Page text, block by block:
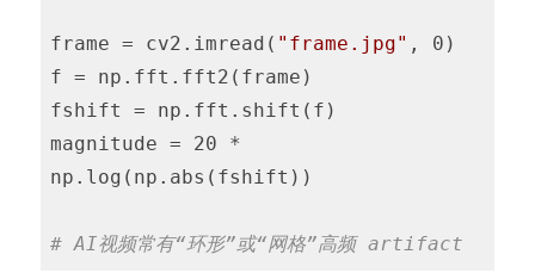
frame = cv2.imread( "frame.jpg" , 0)
f = np.fft.fft2(frame)
fshift = np.fft.shift(f)
magnitude = 20 *
np.log(np.abs(fshift))
# AI视频常有“环形”或“网格”高频 artifact